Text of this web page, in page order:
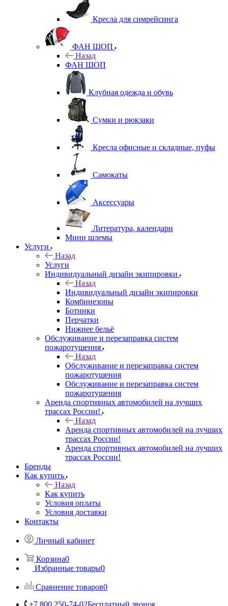
Кресла для симрейсинга
ФАН ШОП
Назад
ФАН ШОП
Клубная одежда и обувь
Сумки и рюкзаки
Кресла офисные и складные, пуфы
Самокаты
Аксессуары
Литература, календари
Мини шлемы
Услуги
Назад
Услуги
Индивидуальный дизайн экипировки
Назад
Индивидуальный дизайн экипировки
Комбинезоны
Ботинки
Перчатки
Нижнее бельё
Обслуживание и перезаправка систем
пожаротушения
Назад
Обслуживание и перезаправка систем
пожаротушения
Обслуживание и перезаправка систем
пожаротушения
Аренда спортивных автомобилей на лучших
трассах России!
Назад
Аренда спортивных автомобилей на лучших
трассах России!
Аренда спортивных автомобилей на лучших
трассах России!
Бренды
Как купить
Назад
Как купить
Условия оплаты
Условия доставки
Контакты
Личный кабинет
Корзина0
Избранные товары0
Сравнение товаров0
+7 800 250-74-02Бесплатный звонок